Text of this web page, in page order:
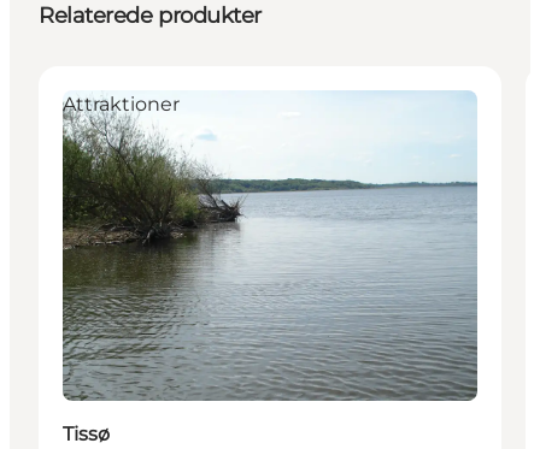
Relaterede produkter
Attraktioner
Tissø